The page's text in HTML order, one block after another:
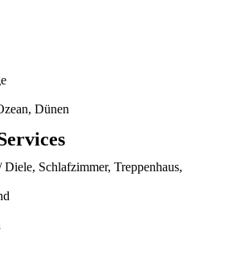
Dünen
Diele, Schlafzimmer, Treppenhaus,